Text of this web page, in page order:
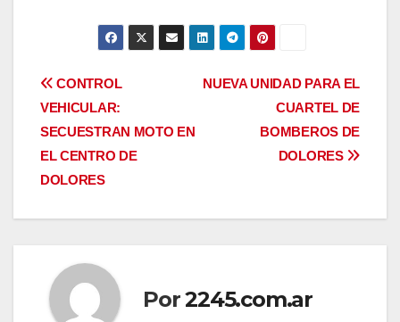
Navegación
de
entradas
NUEVA UNIDAD PARA EL
CUARTEL DE
BOMBEROS DE
DOLORES
CONTROL
VEHICULAR:
SECUESTRAN MOTO EN
EL CENTRO DE
DOLORES
Por2245.com.ar